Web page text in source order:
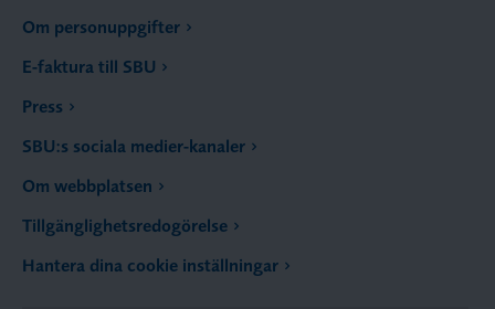
Om personuppgifter
E-faktura till SBU
Press
SBU:s sociala medier-kanaler
Om webbplatsen
Tillgänglighetsredogörelse
Hantera dina cookie inställningar